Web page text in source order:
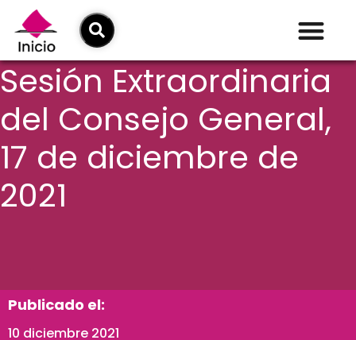
Sesión Extraordinaria
del Consejo General,
17 de diciembre de
2021
Publicado el:
10 diciembre 2021